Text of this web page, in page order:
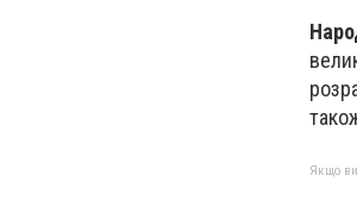
Якщо ви